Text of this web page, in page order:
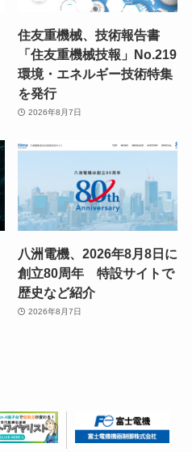
住友重機械、技術報告書
「住友重機械技報」No.219
環境・エネルギー技術特集
を発行
2026年8月7日
八洲電機、2026年8月8日に
創立80周年 特設サイトで
歴史など紹介
2026年8月7日